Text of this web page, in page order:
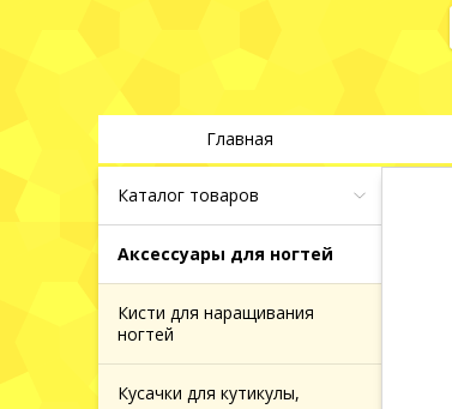
Главная
Каталог товаров
Аксессуары для ногтей
Кисти для наращивания
ногтей
Кусачки для кутикулы,